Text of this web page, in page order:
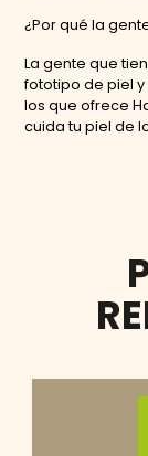
¿Por qué la
La gente que
fototipo de piel
los que ofrece
cuida tu piel de